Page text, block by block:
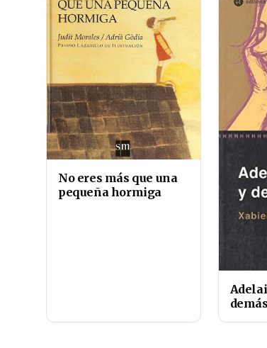
No eres más que una
pequeña hormiga